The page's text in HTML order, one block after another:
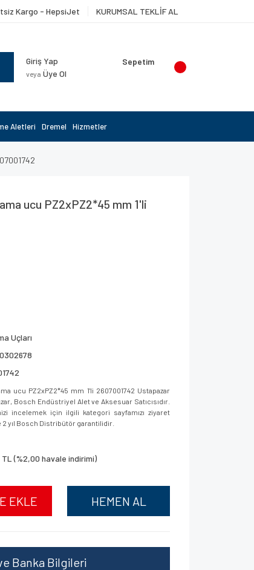
Kargo - HepsiJet KURUMSAL TEKLİF AL
Giriş Yap
veya Üye Ol
Sepetim
Aletleri Dremel Hizmetler
ucu PZ2xPZ2*45 mm 1'li
Uçları
ucu PZ2xPZ2*45 mm 1'li 2607001742 Ustapazar
Bosch Endüstriyel Alet ve Aksesuar Satıcısıdır.
incelemek için ilgili kategori sayfamızı ziyaret
yıl Bosch Distribütör garantilidir.
TL (%2,00 havale indirimi)
EKLE HEMEN AL
Banka Bilgileri